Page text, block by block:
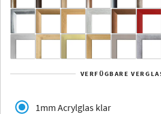
Yukon
VERFÜGBARE
1mm Acrylglas klar